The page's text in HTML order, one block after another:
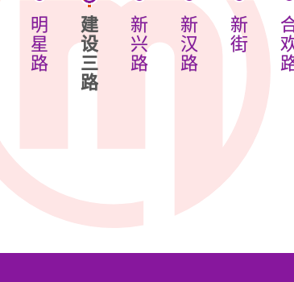
明
星
路
建
设
三
路
新
兴
路
新
汉
路
新
街